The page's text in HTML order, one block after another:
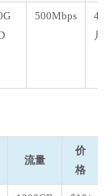
500Mbps
月
流量
价
格